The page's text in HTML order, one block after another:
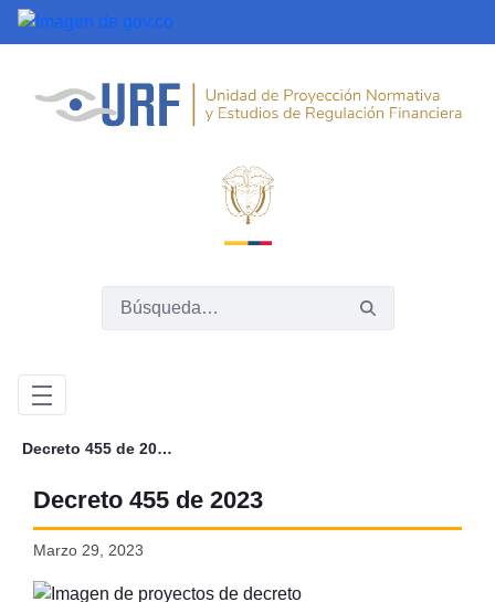
Saltar al contenido principal
Decreto 455 de 2023
Decreto 455 de 2023
Marzo 29, 2023